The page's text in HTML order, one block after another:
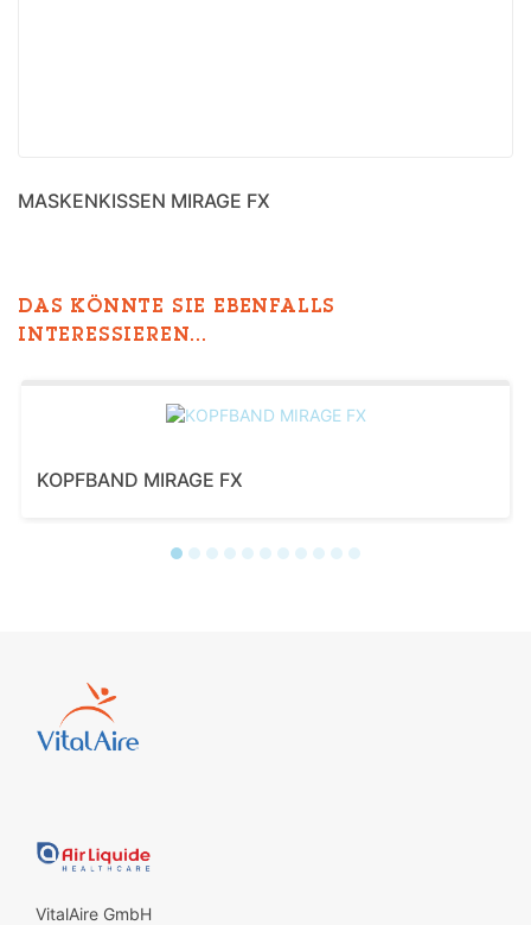
MASKENKISSEN MIRAGE FX
DAS KÖNNTE SIE EBENFALLS
INTERESSIEREN...
KOPFBAND MIRAGE FX
VitalAire GmbH